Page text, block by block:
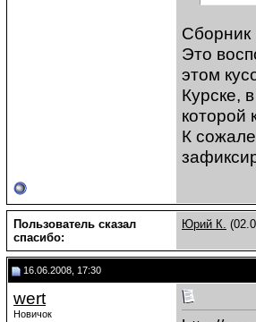
Сборник
Это
этом
Курске,
которой
К
Пользователь сказал
cпасибо:
Юрий К.
16.06.2008, 17:30
wert
Новичок